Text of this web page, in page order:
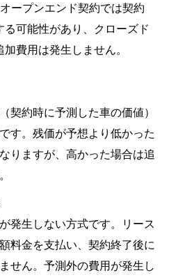
ープンエンド契約では契約
可能性があり、クローズド
費用は発生しません。
契約時に予測した車の価値）
す。残価が予想より低かった
りますが、高かった場合は追
発生しない方式です。リース
料金を支払い、契約終了後に
せん。予測外の費用が発生し